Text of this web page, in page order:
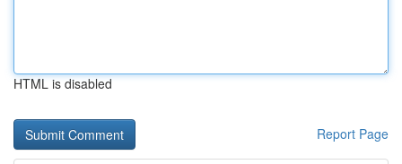
HTML is disabled
Report Page